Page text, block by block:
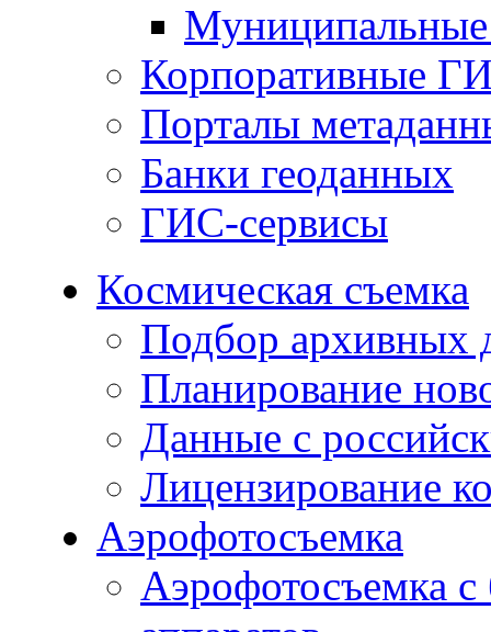
Корпоративные
Порталы
Банки геоданных
ГИС-сервисы
Космическая съемка
Подбор архивных
Планирование
Данные с
Лицензирование
Аэрофотосъемка
Аэрофотосъемка с